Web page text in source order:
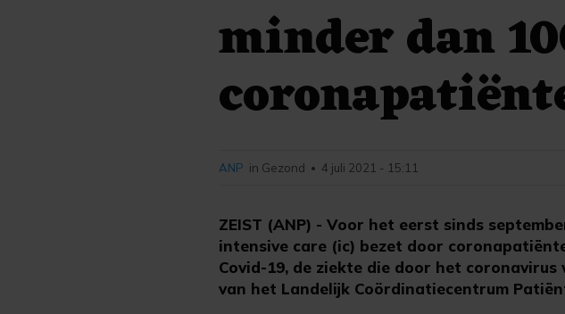
minder dan
ZEIST (ANP) - Voor het eerst sinds
intensive care (ic) bezet door
Covid-19, de ziekte die door het
van het Landelijk Coördinatiecentrum
ANP in Gezond • 4 juli 2021 - 15:11